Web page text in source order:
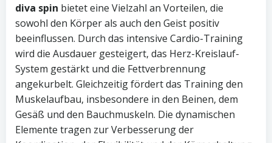
diva spin bietet eine Vielzahl an Vorteilen, die
sowohl den Körper als auch den Geist positiv
beeinflussen. Durch das intensive Cardio-Training
wird die Ausdauer gesteigert, das Herz-Kreislauf-
System gestärkt und die Fettverbrennung
angekurbelt. Gleichzeitig fördert das Training den
Muskelaufbau, insbesondere in den Beinen, dem
Gesäß und den Bauchmuskeln. Die dynamischen
Elemente tragen zur Verbesserung der